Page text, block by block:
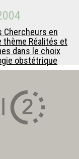
Chercheurs en
thème Réalités et
dans le choix
obstétrique